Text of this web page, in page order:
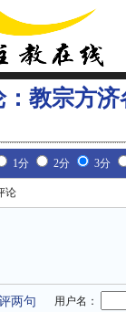
教宗方济
1分 2分 3分
论
两句 用户名：